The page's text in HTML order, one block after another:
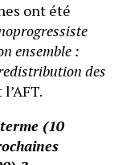
ont été
ensemble :
des
(10